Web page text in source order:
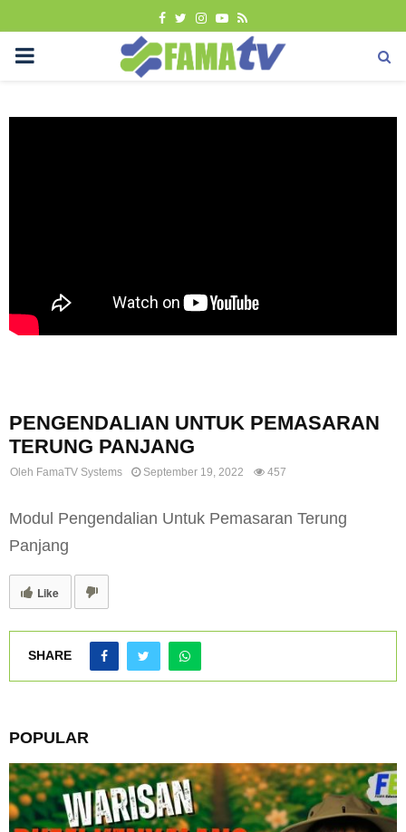
FACEBOOK
TWITTER
INSTAGRAM
YOUTUBE
RSS
PRIMARY
PENGENDALIAN UNTUK PEMASARAN
TERUNG PANJANG
Oleh FamaTV Systems September 19, 2022 457
Modul Pengendalian Untuk Pemasaran Terung
Panjang
Like
SHARE
POPULAR